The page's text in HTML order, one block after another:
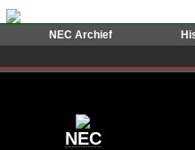
NEC Archief
NEC